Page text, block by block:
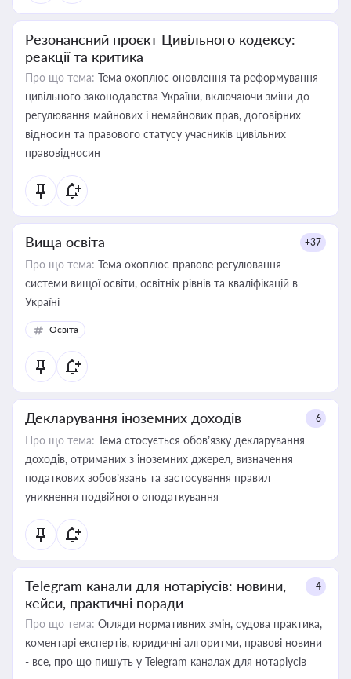
Резонансний проєкт Цивільного кодексу:
реакції та критика
Про що тема: Тема охоплює оновлення та реформування
цивільного законодавства України, включаючи зміни до
регулювання майнових і немайнових прав, договірних
відносин та правового статусу учасників цивільних
правовідносин
Вища освіта +37
Про що тема: Тема охоплює правове регулювання
системи вищої освіти, освітніх рівнів та кваліфікацій в
Україні
Освіта
Декларування іноземних доходів +6
Про що тема: Тема стосується обов’язку декларування
доходів, отриманих з іноземних джерел, визначення
податкових зобов’язань та застосування правил
уникнення подвійного оподаткування
Telegram канали для нотаріусів: новини,
кейси, практичні поради
+4
Про що тема: Огляди нормативних змін, судова практика,
коментарі експертів, юридичні алгоритми, правові новини
- все, про що пишуть у Telegram каналах для нотаріусів